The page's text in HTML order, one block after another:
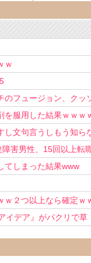
ｗ
のフュージョン、クッ
を服用した結果ｗｗｗ
し文句言うしもう知ら
障害男性、15回以上転
てしまった結果www
ｗ２つ以上なら確定ｗ
イデア』がパクリで草